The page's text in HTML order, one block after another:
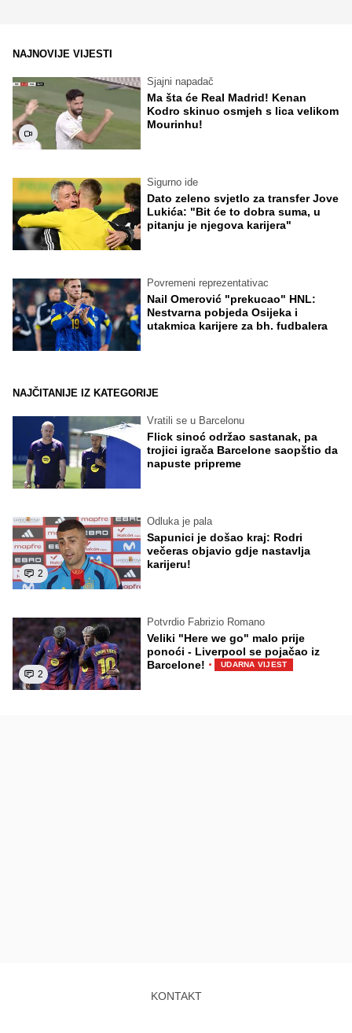
NAJNOVIJE VIJESTI
Sjajni napadač
Ma šta će Real Madrid! Kenan
Kodro skinuo osmjeh s lica velikom
Mourinhu!
Sigurno ide
Dato zeleno svjetlo za transfer Jove
Lukića: "Bit će to dobra suma, u
pitanju je njegova karijera"
Povremeni reprezentativac
Nail Omerović "prekucao" HNL:
Nestvarna pobjeda Osijeka i
utakmica karijere za bh. fudbalera
NAJČITANIJE IZ KATEGORIJE
Vratili se u Barcelonu
Flick sinoć održao sastanak, pa
trojici igrača Barcelone saopštio da
napuste pripreme
2
Odluka je pala
Sapunici je došao kraj: Rodri
večeras objavio gdje nastavlja
karijeru!
2
Potvrdio Fabrizio Romano
Veliki "Here we go" malo prije
ponoći - Liverpool se pojačao iz
Barcelone! · UDARNA VIJEST
KONTAKT